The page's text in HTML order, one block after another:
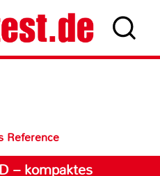
Reference
– kompaktes